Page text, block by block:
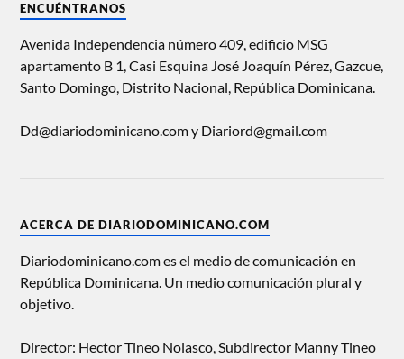
ENCUÉNTRANOS
Avenida Independencia número 409, edificio MSG
apartamento B 1, Casi Esquina José Joaquín Pérez, Gazcue,
Santo Domingo, Distrito Nacional, República Dominicana.
Dd@diariodominicano.com y Diariord@gmail.com
ACERCA DE DIARIODOMINICANO.COM
Diariodominicano.com es el medio de comunicación en
República Dominicana. Un medio comunicación plural y
objetivo.
Director: Hector Tineo Nolasco, Subdirector Manny Tineo